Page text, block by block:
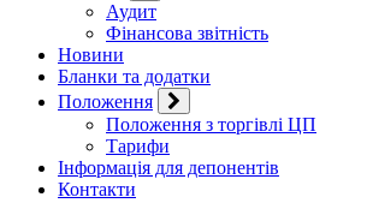
Аудит
Фінансова звітність
Новини
Бланки та додатки
Положення
Положення з торгівлі ЦП
Тарифи
Інформація для депонентів
Контакти